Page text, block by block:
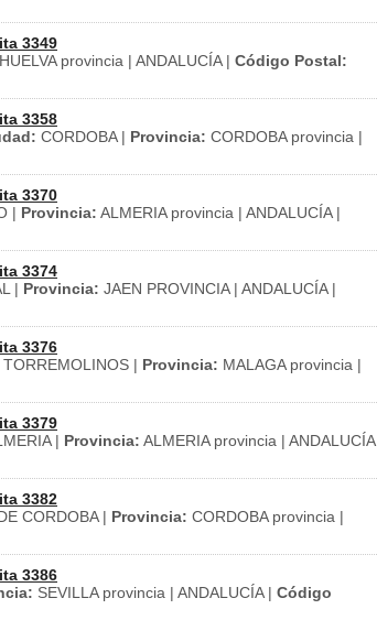
3349
HUELVA provincia | ANDALUCÍA | Código Postal:
3358
CORDOBA | Provincia: CORDOBA provincia |
3370
| Provincia: ALMERIA provincia | ANDALUCÍA |
3374
| Provincia: JAEN PROVINCIA | ANDALUCÍA |
3376
TORREMOLINOS | Provincia: MALAGA provincia |
3379
| Provincia: ALMERIA provincia | ANDALUCÍA
3382
CORDOBA | Provincia: CORDOBA provincia |
3386
SEVILLA provincia | ANDALUCÍA | Código